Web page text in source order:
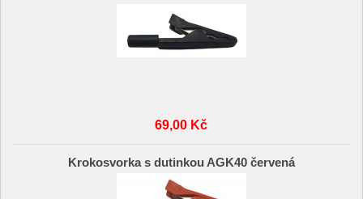
69,00 Kč
Krokosvorka s dutinkou AGK40 červená